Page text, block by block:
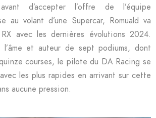
d’accepter l’offre de l’équipe
au volant d’une Supercar, Romuald va
avec les dernières évolutions 2024.
l’âme et auteur de sept podiums, dont
courses, le pilote du DA Racing se
les plus rapides en arrivant sur cette
aucune pression.